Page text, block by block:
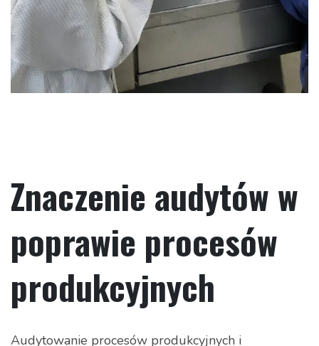
Znaczenie audytów w
poprawie procesów
produkcyjnych
Audytowanie procesów produkcyjnych i